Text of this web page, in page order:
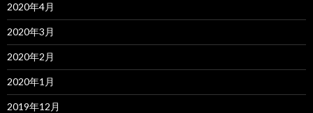
2020年4月
2020年3月
2020年2月
2020年1月
2019年12月